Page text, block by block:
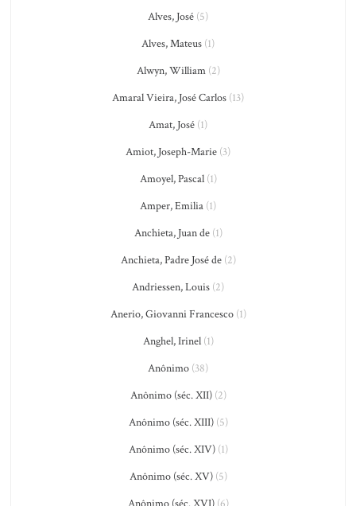
Alves, José (5)
Alves, Mateus (1)
Alwyn, William(2)
Amaral Vieira, José Carlos (13)
Amat, José (1)
Amiot, Joseph-Marie (3)
Amoyel, Pascal(1)
Amper, Emilia (1)
Anchieta, Juan de(1)
Anchieta, Padre José de(2)
Andriessen, Louis (2)
Anerio, Giovanni Francesco(1)
Anghel, Irinel(1)
Anônimo (38)
Anônimo (séc. XII)(2)
Anônimo (séc. XIII)(5)
Anônimo (séc. XIV)(1)
Anônimo (séc. XV)(5)